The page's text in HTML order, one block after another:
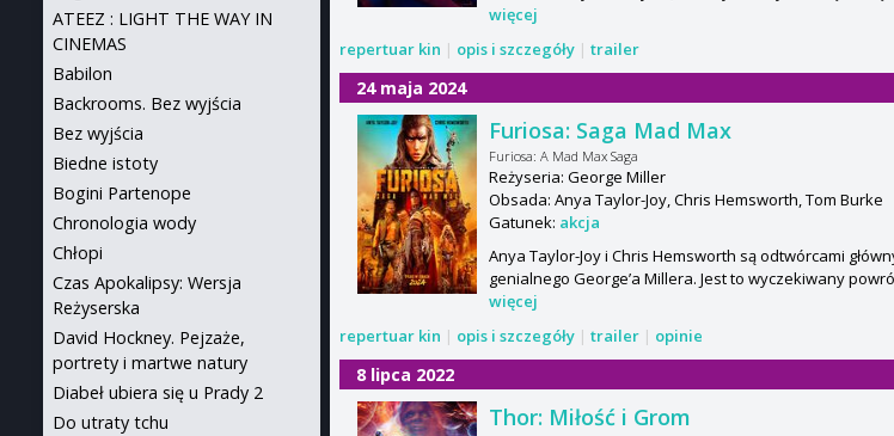
więcej
repertuar kin | opis i szczegóły | trailer
24 maja 2024
Furiosa: Saga Mad Max
Furiosa: A Mad Max Saga
Reżyseria: George Miller
Obsada: Anya Taylor-Joy, Chris Hemsworth, Tom Burke
Gatunek: akcja
Anya Taylor-Joy i Chris Hemsworth są odtwórcami
genialnego George’a Millera. Jest to wyczekiwany
więcej
repertuar kin | opis i szczegóły | trailer | opinie
8 lipca 2022
Thor: Miłość i Grom
ATEEZ : LIGHT THE WAY IN
CINEMAS
Babilon
Backrooms. Bez wyjścia
Bez wyjścia
Biedne istoty
Bogini Partenope
Chronologia wody
Chłopi
Czas Apokalipsy: Wersja
Reżyserska
David Hockney. Pejzaże,
portrety i martwe natury
Diabeł ubiera się u Prady 2
Do utraty tchu